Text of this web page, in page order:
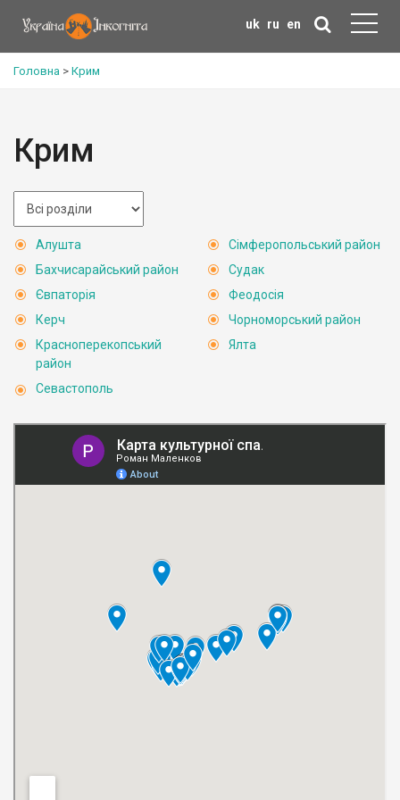
uk ru en
Головна > Крим
Крим
Алушта
Бахчисарайський район
Євпаторія
Керч
Красноперекопський
район
Севастополь
Сімферопольський район
Судак
Феодосія
Чорноморський район
Ялта